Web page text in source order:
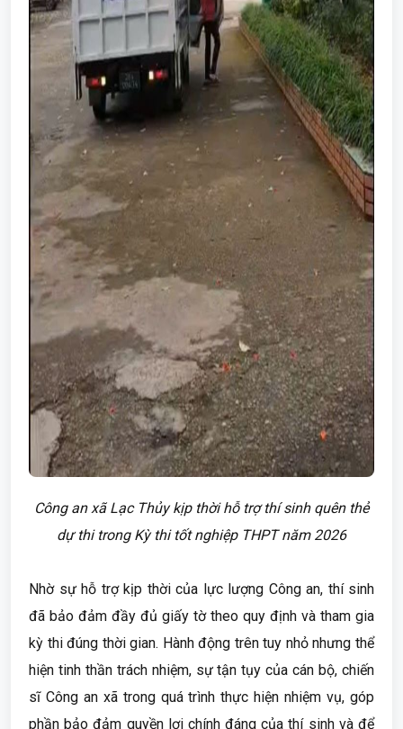
Công an xã Lạc Thủy kịp thời hỗ trợ thí sinh quên thẻ
dự thi trong Kỳ thi tốt nghiệp THPT năm 2026
Nhờ sự hỗ trợ kịp thời của lực lượng Công an, thí sinh
đã bảo đảm đầy đủ giấy tờ theo quy định và tham gia
kỳ thi đúng thời gian. Hành động trên tuy nhỏ nhưng thể
hiện tinh thần trách nhiệm, sự tận tụy của cán bộ, chiến
sĩ Công an xã trong quá trình thực hiện nhiệm vụ, góp
phần bảo đảm quyền lợi chính đáng của thí sinh và để